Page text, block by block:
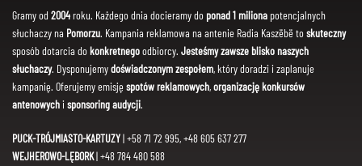
Gramy od 2004roku. Każdego dnia docieramy do ponad 1 miliona potencjalnych
słuchaczy na Pomorzu. Kampania reklamowa na antenie Radia Kaszëbë toskuteczny
sposób dotarcia dokonkretnegoodbiorcy. Jesteśmy zawsze blisko naszych
słuchaczy. Dysponujemydoświadczonym zespołem, który doradzi i zaplanuje
kampanię. Oferujemy emisję spotów reklamowych,organizację konkursów
antenowychi sponsoring audycji.
PUCK-TRÓJMIASTO-KARTUZY| +58 71 72 995, +48 605 637 277
WEJHEROWO-LĘBORK| +48 784 480 588